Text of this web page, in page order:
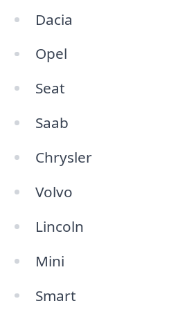
Dacia
Opel
Seat
Saab
Chrysler
Volvo
Lincoln
Mini
Smart